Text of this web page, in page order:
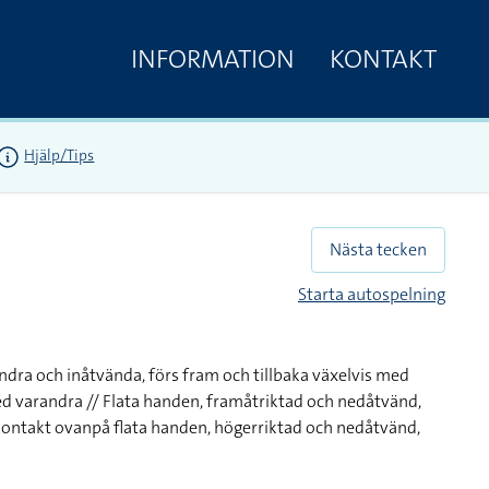
INFORMATION KONTAKT
Hjälp/Tips
Nästa tecken
Starta autospelning
och inåtvända, förs fram och tillbaka växelvis med
varandra // Flata handen, framåtriktad och nedåtvänd,
ovanpå flata handen, högerriktad och nedåtvänd,